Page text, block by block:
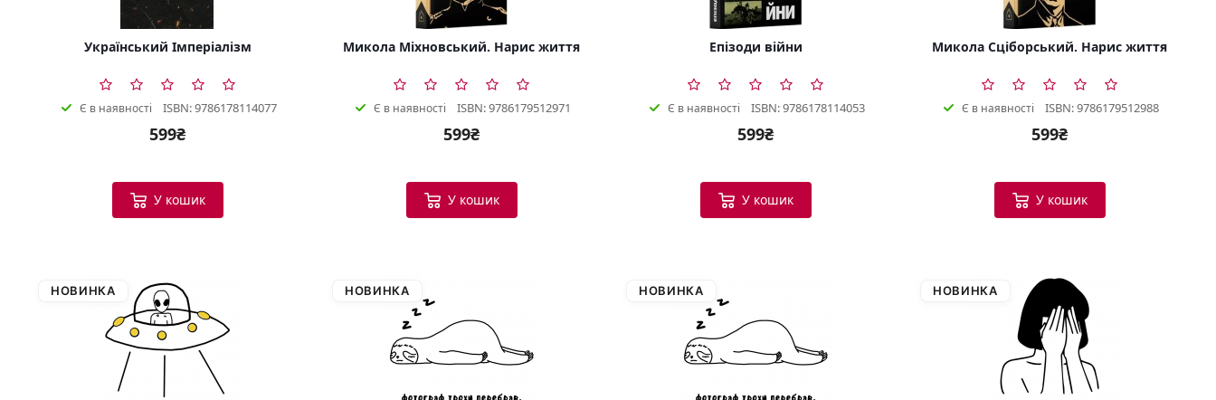
Український Імперіалізм
Є в наявності ISBN: 9786178114077
599₴
У кошик
Микола Міхновський. Нарис життя
Є в наявності ISBN: 9786179512971
599₴
У кошик
Епізоди війни
Є в наявності ISBN: 9786178114053
599₴
У кошик
Микола Сціборський. Нарис життя
Є в наявності ISBN: 9786179512988
599₴
У кошик
НОВИНКА НОВИНКА НОВИНКА НОВИНКА